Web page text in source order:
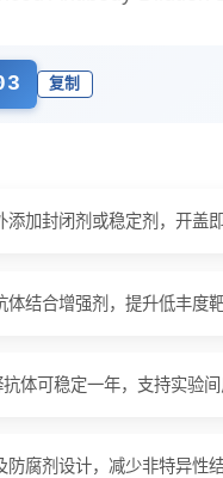
复制
加封闭剂或稳定剂，开盖即
结合增强剂，提升低丰度
体可稳定一年，支持实验间
腐剂设计，减少非特异性结